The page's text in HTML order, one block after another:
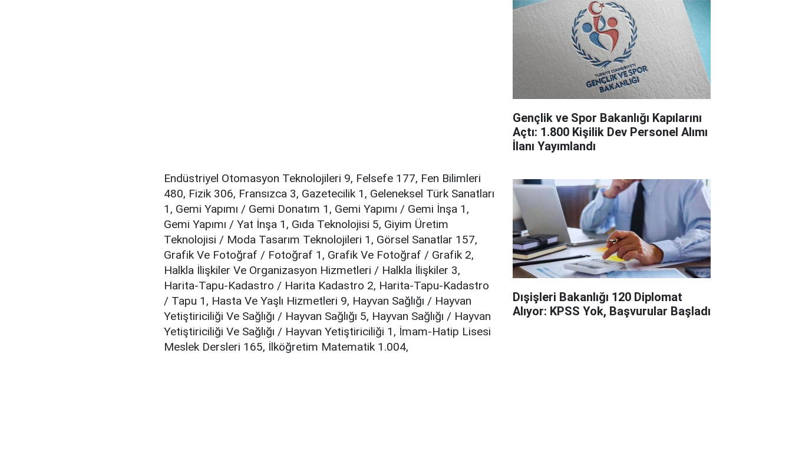
Endüstriyel Otomasyon Teknolojileri 9, Felsefe 177, Fen Bilimleri
480, Fizik 306, Fransızca 3, Gazetecilik 1, Geleneksel Türk Sanatları
1, Gemi Yapımı / Gemi Donatım 1, Gemi Yapımı / Gemi İnşa 1,
Gemi Yapımı / Yat İnşa 1, Gıda Teknolojisi 5, Giyim Üretim
Teknolojisi / Moda Tasarım Teknolojileri 1, Görsel Sanatlar 157,
Grafik Ve Fotoğraf / Fotoğraf 1, Grafik Ve Fotoğraf / Grafik 2,
Halkla İlişkiler Ve Organizasyon Hizmetleri / Halkla İlişkiler 3,
Harita-Tapu-Kadastro / Harita Kadastro 2, Harita-Tapu-Kadastro
/ Tapu 1, Hasta Ve Yaşlı Hizmetleri 9, Hayvan Sağlığı / Hayvan
Yetiştiriciliği Ve Sağlığı / Hayvan Sağlığı 5, Hayvan Sağlığı / Hayvan
Yetiştiriciliği Ve Sağlığı / Hayvan Yetiştiriciliği 1, İmam-Hatip Lisesi
Meslek Dersleri 165, İlköğretim Matematik 1.004,
Gençlik ve Spor Bakanlığı Kapılarını
Açtı: 1.800 Kişilik Dev Personel Alımı
İlanı Yayımlandı
Dışişleri Bakanlığı 120 Diplomat
Alıyor: KPSS Yok, Başvurular Başladı